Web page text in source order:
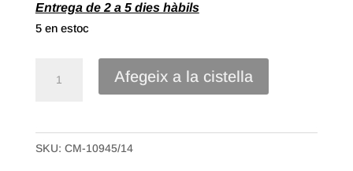
Entrega de 2 a 5 dies hàbils
5 en estoc
Polipropilè
símil
Afegeix a la cistella
SKU: CM-10945/14